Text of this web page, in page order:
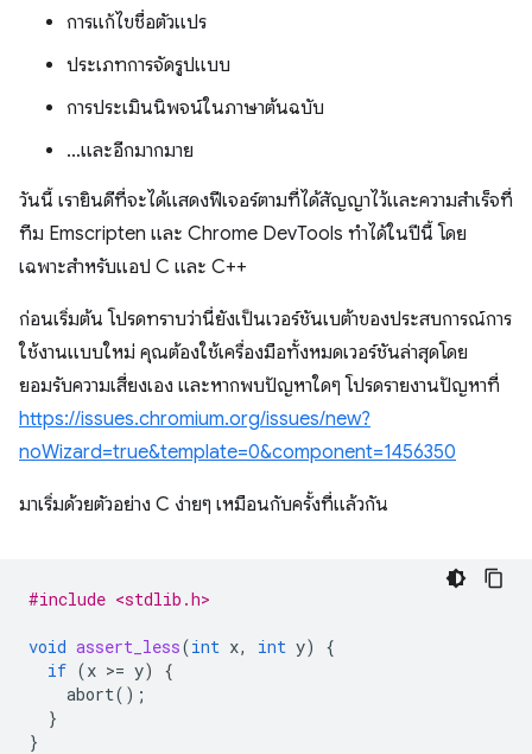
การแก้ไขชื่อตัวแปร
ประเภทการจัดรูปแบบ
การประเมินนิพจน์ในภาษาต้นฉบับ
…และอีกมากมาย
วันนี้ เรายินดีที่จะได้แสดงฟีเจอร์ตามที่ได้สัญญาไว้และความสำเร็จที่
ทีม Emscripten และ Chrome DevTools ทำได้ในปีนี้ โดย
เฉพาะสำหรับแอป C และ C++
ก่อนเริ่มต้น โปรดทราบว่านี่ยังเป็นเวอร์ชันเบต้าของประสบการณ์การ
ใช้งานแบบใหม่ คุณต้องใช้เครื่องมือทั้งหมดเวอร์ชันล่าสุดโดย
ยอมรับความเสี่ยงเอง และหากพบปัญหาใดๆ โปรดรายงานปัญหาที่
https://issues.chromium.org/issues/new?
noWizard=true&template=0&component=1456350
มาเริ่มด้วยตัวอย่าง C ง่ายๆ เหมือนกับครั้งที่แล้วกัน
#include <stdlib.h>
void assert_less(int x, int y)
{
if (x >= y)
{
abort();
}
}